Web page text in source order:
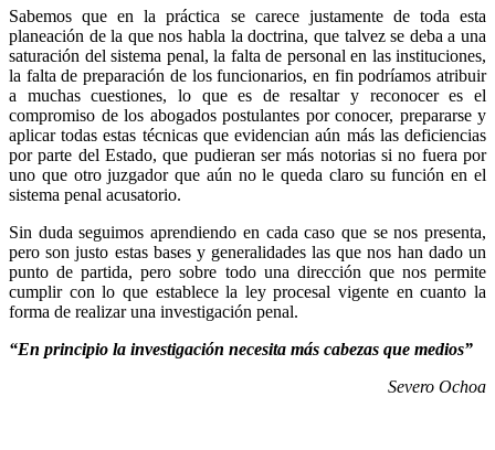
Sabemos que en la práctica se carece justamente de toda esta
planeación de la que nos habla la doctrina, que talvez se deba a una
saturación del sistema penal, la falta de personal en las instituciones,
la falta de preparación de los funcionarios, en fin podríamos atribuir
a muchas cuestiones, lo que es de resaltar y reconocer es el
compromiso de los abogados postulantes por conocer, prepararse y
aplicar todas estas técnicas que evidencian aún más las deficiencias
por parte del Estado, que pudieran ser más notorias si no fuera por
uno que otro juzgador que aún no le queda claro su función en el
sistema penal acusatorio.
Sin duda seguimos aprendiendo en cada caso que se nos presenta,
pero son justo estas bases y generalidades las que nos han dado un
punto de partida, pero sobre todo una dirección que nos permite
cumplir con lo que establece la ley procesal vigente en cuanto la
forma de realizar una investigación penal.
“En principio la investigación necesita más cabezas que medios”
Severo Ochoa